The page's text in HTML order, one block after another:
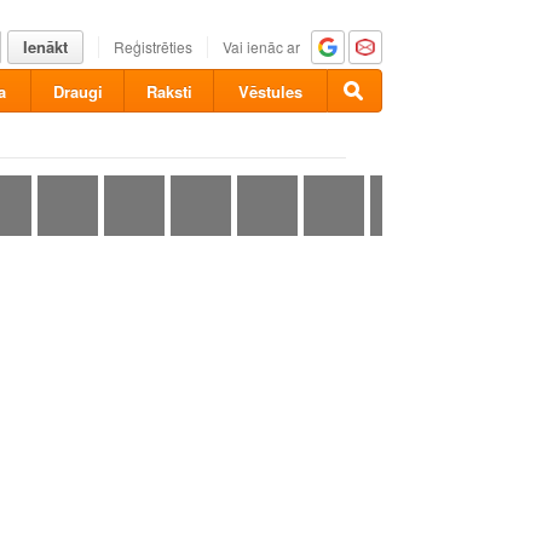
Ienākt Reģistrēties Vai ienāc ar
Draugi Raksti Vēstules